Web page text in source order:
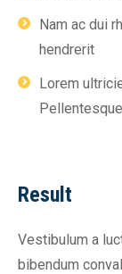
Nam ac dui
hendrerit
Lorem
Result
Vestibulum a
bibendum